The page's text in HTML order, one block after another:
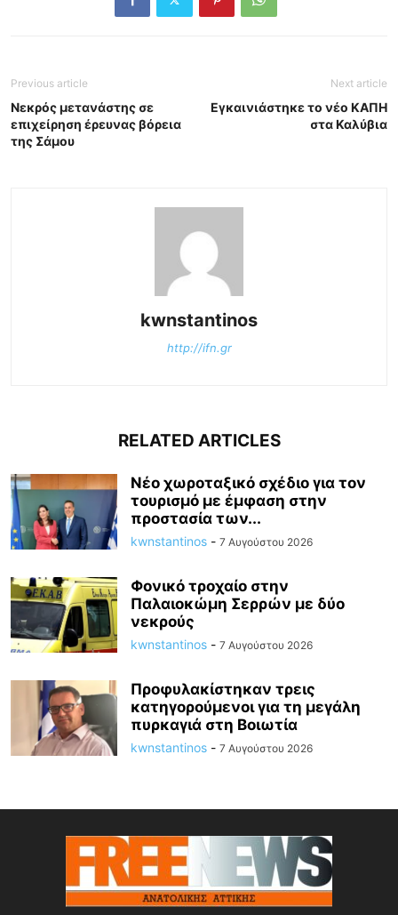
Previous article
Νεκρός μετανάστης σε
επιχείρηση έρευνας βόρεια
της Σάμου
Next article
Εγκαινιάστηκε το νέο ΚΑΠΗ
στα Καλύβια
kwnstantinos
http://ifn.gr
RELATED ARTICLES
Νέο χωροταξικό σχέδιο για τον
τουρισμό με έμφαση στην
προστασία των...
kwnstantinos - 7 Αυγούστου 2026
Φονικό τροχαίο στην
Παλαιοκώμη Σερρών με δύο
νεκρούς
kwnstantinos - 7 Αυγούστου 2026
Προφυλακίστηκαν τρεις
κατηγορούμενοι για τη μεγάλη
πυρκαγιά στη Βοιωτία
kwnstantinos - 7 Αυγούστου 2026